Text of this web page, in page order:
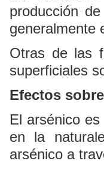
producción
generalmente
Otras de las
superficiales
Efectos
El arsénico
en la
arsénico a